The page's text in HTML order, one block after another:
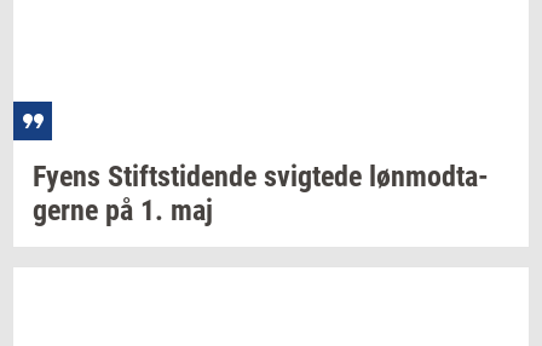
Fyens Stift­s­ti­den­de svig­te­de løn­mod­ta­
ger­ne på 1. maj